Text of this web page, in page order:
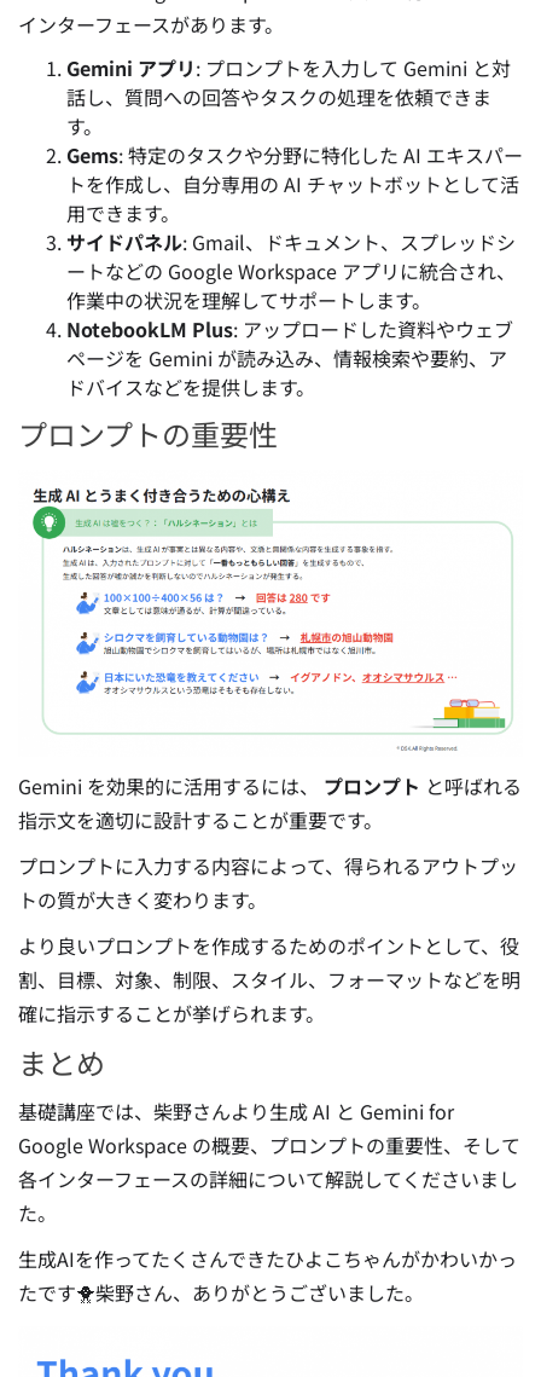
インターフェースがあります。
Gemini アプリ: プロンプトを入力して Gemini と対
話し、質問への回答やタスクの処理を依頼できま
す。
Gems: 特定のタスクや分野に特化した AI エキスパー
トを作成し、自分専用の AI チャットボットとして活
用できます。
サイドパネル: Gmail、ドキュメント、スプレッドシ
ートなどの Google Workspace アプリに統合され、
作業中の状況を理解してサポートします。
NotebookLM Plus: アップロードした資料やウェブ
ページを Gemini が読み込み、情報検索や要約、ア
ドバイスなどを提供します。
プロンプトの重要性
Gemini を効果的に活用するには、 プロンプト と呼ばれる
指示文を適切に設計することが重要です。
プロンプトに入力する内容によって、得られるアウトプッ
トの質が大きく変わります。
より良いプロンプトを作成するためのポイントとして、役
割、目標、対象、制限、スタイル、フォーマットなどを明
確に指示することが挙げられます。
まとめ
基礎講座では、柴野さんより生成 AI と Gemini for
Google Workspace の概要、プロンプトの重要性、そして
各インターフェースの詳細について解説してくださいまし
た。
生成AIを作ってたくさんできたひよこちゃんがかわいかっ
たです🐥柴野さん、ありがとうございました。